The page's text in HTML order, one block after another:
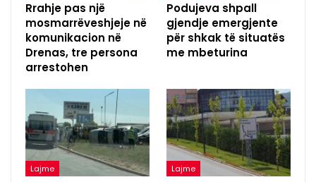
Rrahje pas një
mosmarrëveshjeje në
komunikacion në
Drenas, tre persona
arrestohen
Podujeva shpall
gjendje emergjente
për shkak të situatës
me mbeturina
Lajme Lajme